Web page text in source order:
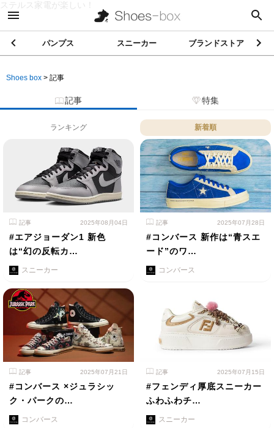
ステルス家電が楽しい！
パンプス スニーカー ブランドストア
Shoes box > 記事
記事 特集
ランキング 新着順
記事 2025年08月04日
#エアジョーダン1 新色
は“幻の反転カ…
スニーカー
記事 2025年07月28日
#コンバース 新作は“青スエ
ード”のワ…
コンバース
記事 2025年07月21日
#コンバース ×ジュラシッ
ク・パークの…
コンバース
記事 2025年07月15日
#フェンディ厚底スニーカー
ふわふわチ…
スニーカー